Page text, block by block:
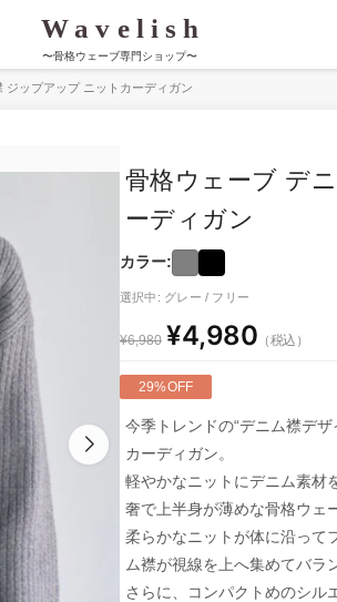
〜骨格ウェーブ専門ショップ〜
ジップアップ ニットカーディガン
骨格ウェーブ デ
ーディガン
カラー:
選択中: グレー / フリー
¥6,980 ¥4,980 （税込）
29%OFF
今季トレンドの“デニム襟デ
カーディガン。
軽やかなニットにデニム素材
奢で上半身が薄めな骨格ウェ
柔らかなニットが体に沿って
ム襟が視線を上へ集めてバラ
さらに、コンパクトめのシル